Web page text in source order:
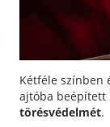
Kétféle színben
ajtóba
törésvédelmét.